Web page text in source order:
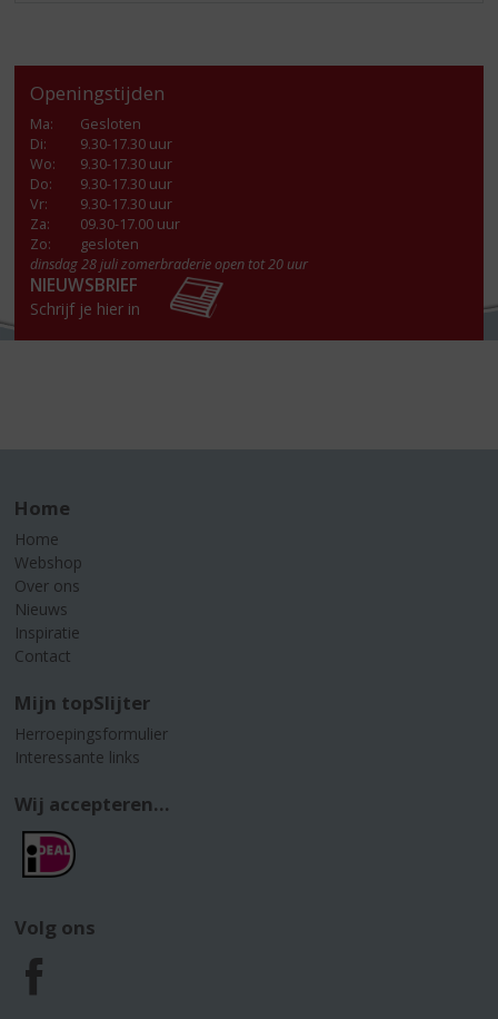
Openingstijden
Ma:
Gesloten
Di:
9.30-17.30 uur
Wo:
9.30-17.30 uur
Do:
9.30-17.30 uur
Vr:
9.30-17.30 uur
Za:
09.30-17.00 uur
Zo:
gesloten
dinsdag 28 juli zomerbraderie open tot 20 uur
NIEUWSBRIEF
Schrijf je hier in
Home
Home
Webshop
Over ons
Nieuws
Inspiratie
Contact
Mijn topSlijter
Herroepingsformulier
Interessante links
Wij accepteren...
Volg ons
F